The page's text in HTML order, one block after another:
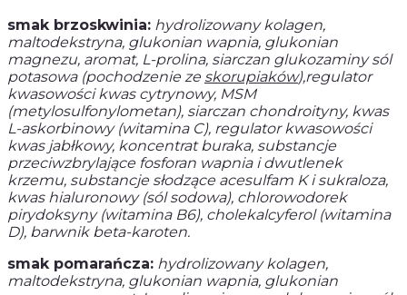
smak brzoskwinia: hydrolizowany kolagen,
maltodekstryna, glukonian wapnia, glukonian
magnezu, aromat, L-prolina, siarczan glukozaminy sól
potasowa (pochodzenie ze skorupiaków),regulator
kwasowości kwas cytrynowy, MSM
(metylosulfonylometan), siarczan chondroityny, kwas
L-askorbinowy (witamina C), regulator kwasowości
kwas jabłkowy, koncentrat buraka, substancje
przeciwzbrylające fosforan wapnia i dwutlenek
krzemu, substancje słodzące acesulfam K i sukraloza,
kwas hialuronowy (sól sodowa), chlorowodorek
pirydoksyny (witamina B6), cholekalcyferol (witamina
D), barwnik beta-karoten.
smak pomarańcza: hydrolizowany kolagen,
maltodekstryna, glukonian wapnia, glukonian